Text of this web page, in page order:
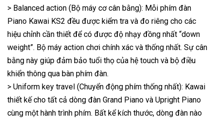
> Balanced action (Bộ máy cơ cân bằng): Mỗi phím đàn
Piano Kawai KS2 đều được kiểm tra và đo riêng cho các
hiệu chỉnh cần thiết để có được độ nhạy đồng nhất “down
weight”. Bộ máy action chơi chính xác và thống nhất. Sự cân
bằng này giúp đảm bảo tuổi thọ của hệ touch và bộ điều
khiển thông qua bàn phím đàn.
> Uniform key travel (Chuyển động phím thống nhất): Kawai
thiết kế cho tất cả dòng đàn Grand Piano và Upright Piano
cùng một hành trình phím. Bất kể kích thước, dòng đàn nào